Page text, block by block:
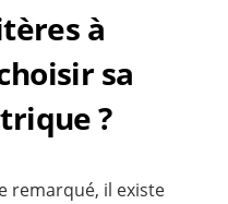
à
sa
?
remarqué, il existe